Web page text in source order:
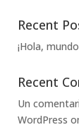
Recent
¡Hola,
Recent
Un
WordPress